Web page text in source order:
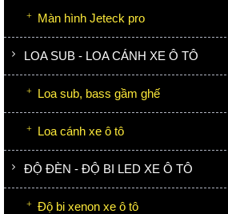
Màn hình Jeteck pro
LOA SUB - LOA CÁNH XE Ô TÔ
Loa sub, bass gầm ghế
Loa cánh xe ô tô
ĐỘ ĐÈN - ĐỘ BI LED XE Ô TÔ
Độ bi xenon xe ô tô